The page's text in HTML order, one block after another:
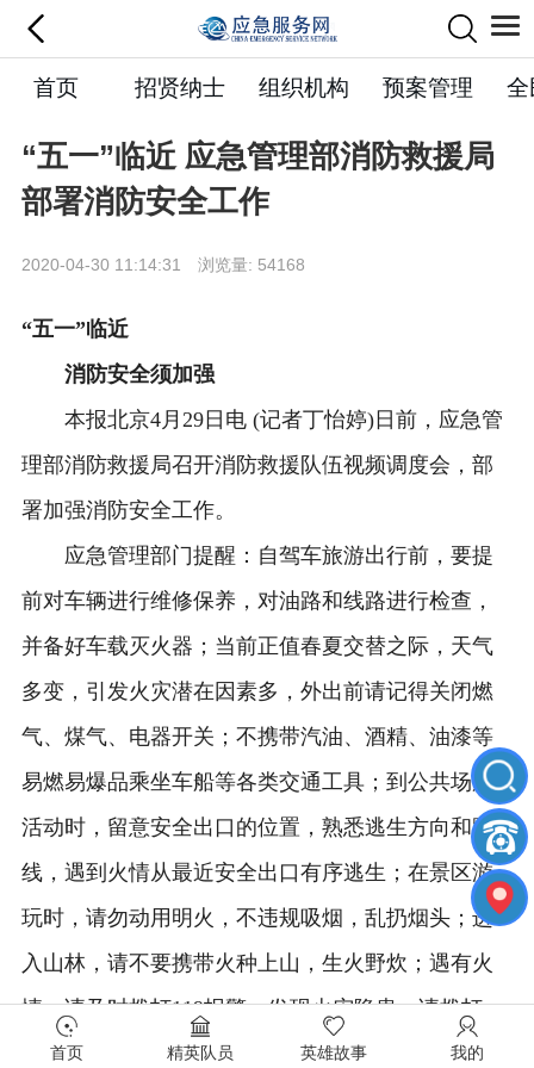
首页 招贤纳士 组织机构 预案管理
“五一”临近 应急管理部消防救援局
部署消防安全工作
2020-04-30 11:14:31 浏览量: 54168
“五一”临近
消防安全须加强
本报北京4月29日电 (记者丁怡婷)日前，应急管
理部消防救援局召开消防救援队伍视频调度会，部
署加强消防安全工作。
应急管理部门提醒：自驾车旅游出行前，要提
前对车辆进行维修保养，对油路和线路进行检查，
并备好车载灭火器；当前正值春夏交替之际，天气
多变，引发火灾潜在因素多，外出前请记得关闭燃
气、煤气、电器开关；不携带汽油、酒精、油漆等
易燃易爆品乘坐车船等各类交通工具；到公共场所
活动时，留意安全出口的位置，熟悉逃生方向和路
线，遇到火情从最近安全出口有序逃生；在景区游
玩时，请勿动用明火，不违规吸烟，乱扔烟头；进
入山林，请不要携带火种上山，生火野炊；遇有火
情，请及时拨打119报警；发现火灾隐患，请拨打
96119进行举报。
首页 精英队员 英雄故事 我的